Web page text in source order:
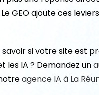
GEO ajoute ces
savoir si votre site est
les IA ? Demandez un
agence IA à La